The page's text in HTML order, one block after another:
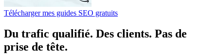
Télécharger mes guides SEO gratuits
Du trafic qualifié. Des clients. Pas de
prise de tête.